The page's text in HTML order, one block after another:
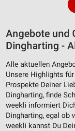
Angebote und
Dingharting -
Alle aktuellen
Unsere Highlights
Prospekte Deiner
Dingharting, finde
weekli informiert
Dingharting, egal ob
weekli kannst Du